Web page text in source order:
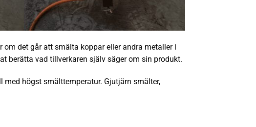
det går att smälta koppar eller andra metaller i
berätta vad tillverkaren själv säger om sin produkt.
högst smälttemperatur. Gjutjärn smälter,